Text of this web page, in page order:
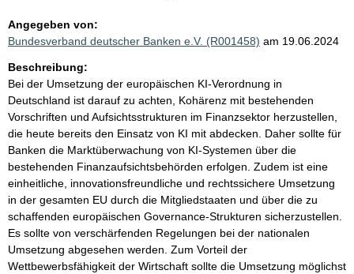
Angegeben von:
Bundesverband deutscher Banken e.V. (R001458) am 19.06.2024
Beschreibung:
Bei der Umsetzung der europäischen KI-Verordnung in
Deutschland ist darauf zu achten, Kohärenz mit bestehenden
Vorschriften und Aufsichtsstrukturen im Finanzsektor herzustellen,
die heute bereits den Einsatz von KI mit abdecken. Daher sollte für
Banken die Marktüberwachung von KI-Systemen über die
bestehenden Finanzaufsichtsbehörden erfolgen. Zudem ist eine
einheitliche, innovationsfreundliche und rechtssichere Umsetzung
in der gesamten EU durch die Mitgliedstaaten und über die zu
schaffenden europäischen Governance-Strukturen sicherzustellen.
Es sollte von verschärfenden Regelungen bei der nationalen
Umsetzung abgesehen werden. Zum Vorteil der
Wettbewerbsfähigkeit der Wirtschaft sollte die Umsetzung möglichst